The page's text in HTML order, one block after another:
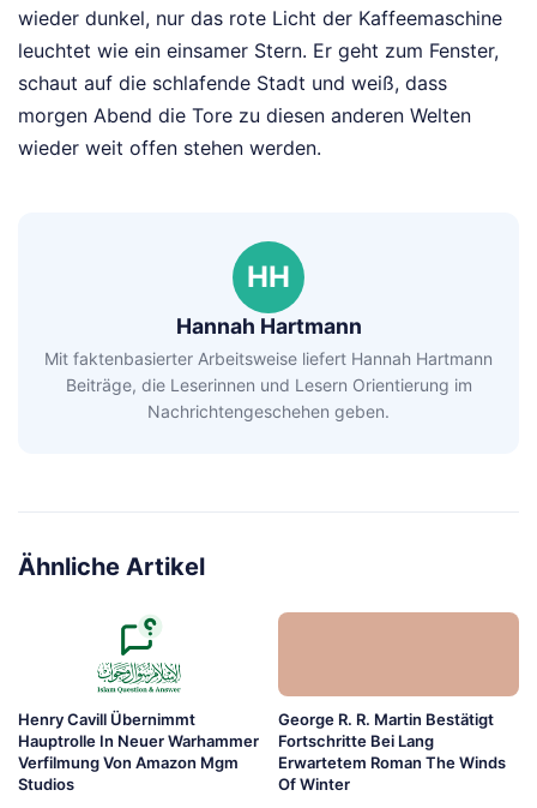
wieder dunkel, nur das rote Licht der Kaffeemaschine
leuchtet wie ein einsamer Stern. Er geht zum Fenster,
schaut auf die schlafende Stadt und weiß, dass
morgen Abend die Tore zu diesen anderen Welten
wieder weit offen stehen werden.
HH
Hannah Hartmann
Mit faktenbasierter Arbeitsweise liefert Hannah Hartmann
Beiträge, die Leserinnen und Lesern Orientierung im
Nachrichtengeschehen geben.
Ähnliche Artikel
Henry Cavill Übernimmt
Hauptrolle In Neuer Warhammer
Verfilmung Von Amazon Mgm
Studios
George R. R. Martin Bestätigt
Fortschritte Bei Lang
Erwartetem Roman The Winds
Of Winter